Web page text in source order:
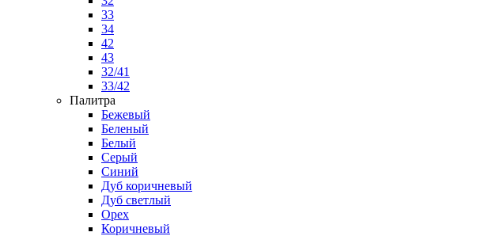
33
34
42
43
32/41
33/42
Палитра
Бежевый
Беленый
Белый
Серый
Синий
Дуб коричневый
Дуб светлый
Орех
Коричневый